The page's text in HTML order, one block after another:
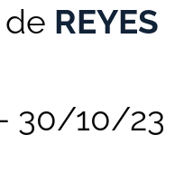
REYES
30/10/23